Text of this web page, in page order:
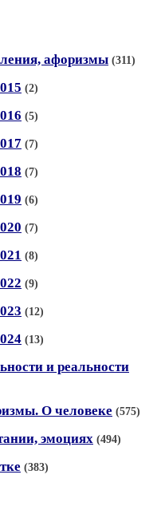
афоризмы (311)
(2)
(5)
(7)
(7)
(6)
(7)
(8)
(9)
(12)
(13)
и реальности
О человеке (575)
эмоциях (494)
(383)